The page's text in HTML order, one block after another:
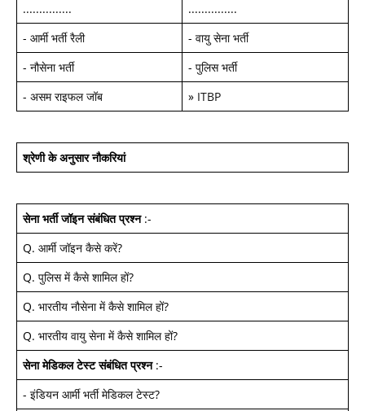
...............
...............
- आर्मी भर्ती रैली - वायु सेना भर्ती
- नौसेना भर्ती - पुलिस भर्ती
- असम राइफल जॉब » ITBP
श्रेणी के अनुसार नौकरियां
सेना भर्ती जॉइन संबंधित प्रश्न:-
Q. आर्मी जॉइन कैसे करें?
Q. पुलिस में कैसे शामिल हों?
Q. भारतीय नौसेना में कैसे शामिल हों?
Q. भारतीय वायु सेना में कैसे शामिल हों?
सेना मेडिकल टेस्ट संबंधित प्रश्न:-
- इंडियन आर्मी भर्ती मेडिकल टेस्ट?